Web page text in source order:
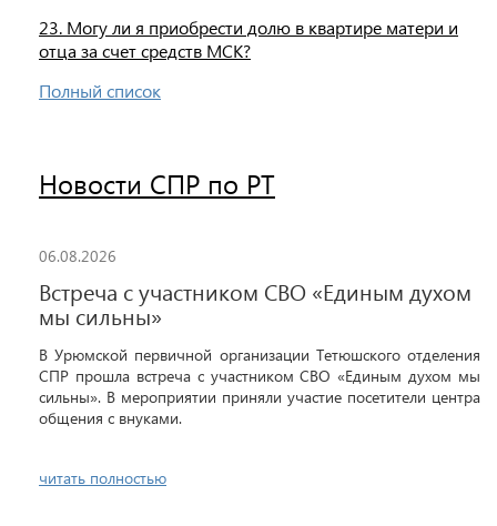
23. Могу ли я приобрести долю в квартире матери и
отца за счет средств МСК?
Полный список
Новости СПР по РТ
06.08.2026
Встреча с участником СВО «Единым духом
мы сильны»
В Урюмской первичной организации Тетюшского отделения
СПР прошла встреча с участником СВО «Единым духом мы
сильны». В мероприятии приняли участие посетители центра
общения с внуками.
читать полностью